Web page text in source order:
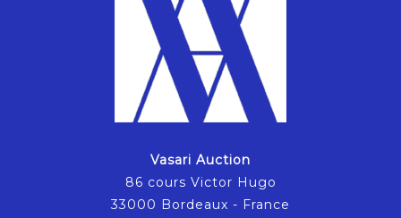
Vasari Auction
86 cours Victor Hugo
33000 Bordeaux - France